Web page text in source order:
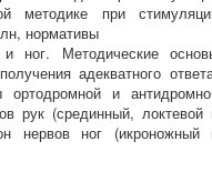
методике при
нормативы
ног. Методические
адекватного
и
рук (срединный, локтевой
нервов ног (икроножный